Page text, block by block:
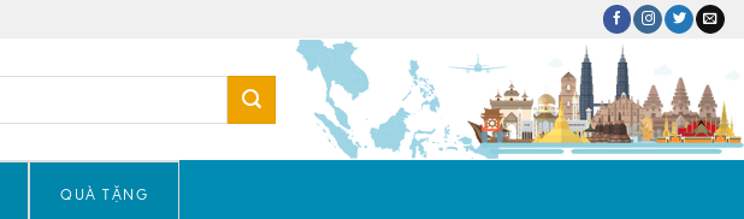
QUÀ TẶNG